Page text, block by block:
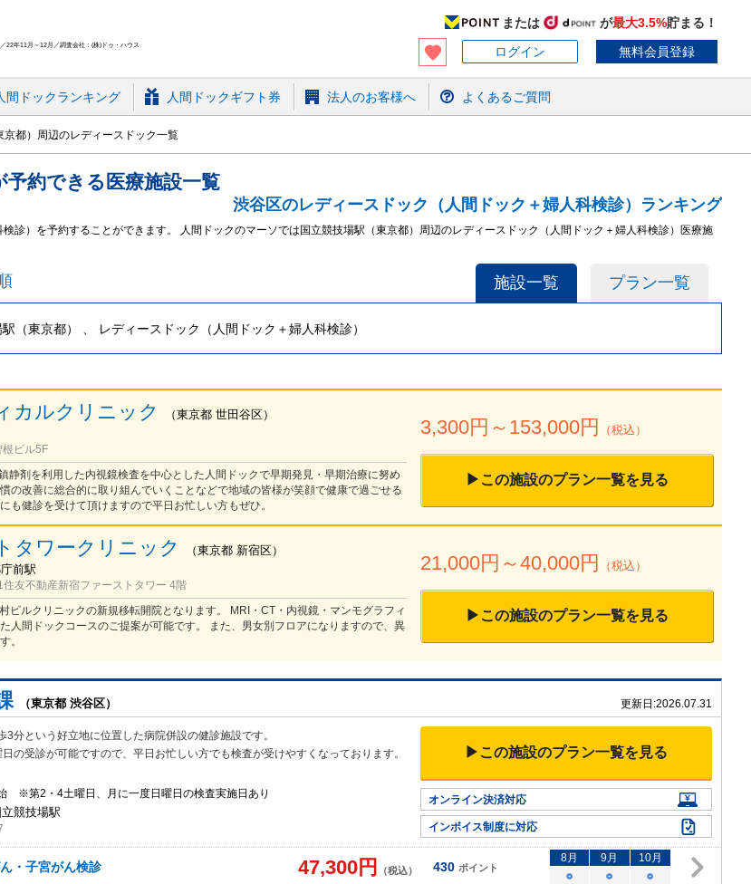
22年11月～12月／調査会社：(株)ドゥ・ハウス
または が最大3.5%貯まる！
ログイン
無料会員登録
間ドックランキング 人間ドックギフト券 法人のお客様へ よくあるご質問
京都）周辺のレディースドック一覧
予約できる 医療施設一覧
渋谷区のレディースドック（人間ドック＋婦人科検診）ランキング
診）を予約することができます。 人間ドックのマーソでは国立競技場駅（東京都）周辺のレディースドック（人間ドック＋婦人科検診）医療施
施設一覧 プラン一覧
（東京都） 、 レディースドック（人間ドック＋婦人科検診）
カルクリニック （東京都 世田谷区）
ビル5F
静剤を利用した内視鏡検査を中心とした人間ドックで早期発見・早期治療に努め
の改善に総合的に取り組んでいくことなどで地域の皆様が笑顔で健康で過ごせる
も健診を受けて頂けますので平日お忙しい方もぜひ。
3,300円～ 153,000円 （税込）
▶この施設のプラン一覧を見る
タワークリニック （東京都 新宿区）
前駅
友不動産新宿ファーストタワー 4階
ビルクリニックの新規移転開院となります。 MRI・CT・内視鏡・マンモグラフィ
人間ドックコースのご提案が可能です。 また、男女別フロアになりますので、異
。
21,000円～40,000円 （税込）
▶この施設のプラン一覧を見る
（東京都 渋谷区） 更新日:2026.07.31
3分という好立地に位置した病院併設の健診施設です。
日の受診が可能ですので、平日お忙しい方でも検査が受けやすくなっております。
※第2・4土曜日、月に一度日曜日の検査実施日あり
競技場駅
▶この施設のプラン一覧を見る
オンライン決済対応
インボイス制度に対応
・子宮がん検診 47,300円 （税込） 430 ポイント
8月 9月 10月
○
○ ○